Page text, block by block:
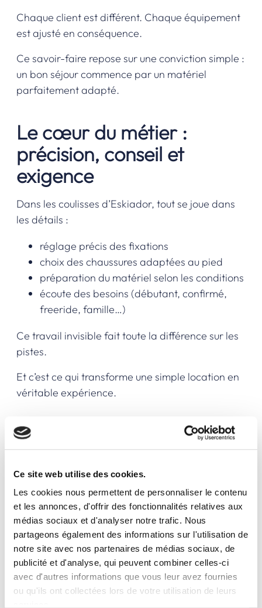
Ce site web utilise des cookies.
Les cookies nous permettent de personnaliser le contenu
et les annonces, d'offrir des fonctionnalités relatives aux
médias sociaux et d'analyser notre trafic. Nous
partageons également des informations sur l'utilisation de
notre site avec nos partenaires de médias sociaux, de
publicité et d'analyse, qui peuvent combiner celles-ci
avec d'autres informations que vous leur avez fournies
ou qu'ils ont collectées lors de votre utilisation de leurs
Chaque client est différent. Chaque équipement
est ajusté en conséquence.
Ce savoir-faire repose sur une conviction simple :
un bon séjour commence par un matériel
parfaitement adapté.
Le cœur du métier :
précision, conseil et
exigence
Dans les coulisses d’Eskiador, tout se joue dans
les détails :
réglage précis des fixations
choix des chaussures adaptées au pied
préparation du matériel selon les conditions
écoute des besoins (débutant, confirmé,
freeride, famille…)
Ce travail invisible fait toute la différence sur les
pistes.
Et c’est ce qui transforme une simple location en
véritable expérience.
50 ans d’évolution… sans
perdre l’essentiel
seulement quelques infrastructures, Val Thorens
est devenue une référence mondiale.
Le matériel a évolué. Les pratiques aussi. Mais
chez Eskiador, une chose n’a jamais changé : le
sens du service.
Toujours prendre le temps. Toujours conseiller.